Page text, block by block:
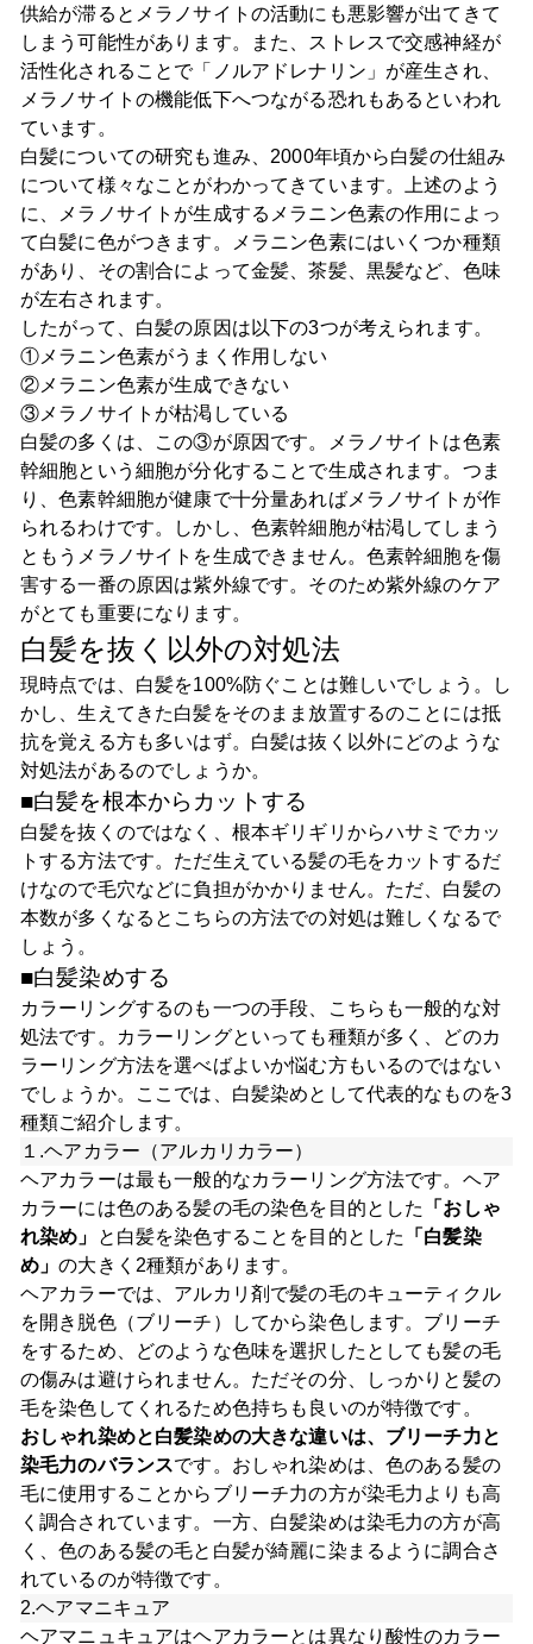
供給が滞るとメラノサイトの活動にも悪影響が出てきて
しまう可能性があります。また、ストレスで交感神経が
活性化されることで「ノルアドレナリン」が産生され、
メラノサイトの機能低下へつながる恐れもあるといわれ
ています。
白髪についての研究も進み、2000年頃から白髪の仕組み
について様々なことがわかってきています。上述のよう
に、メラノサイトが生成するメラニン色素の作用によっ
て白髪に色がつきます。メラニン色素にはいくつか種類
があり、その割合によって金髪、茶髪、黒髪など、色味
が左右されます。
したがって、白髪の原因は以下の3つが考えられます。
①メラニン色素がうまく作用しない
②メラニン色素が生成できない
③メラノサイトが枯渇している
白髪の多くは、この③が原因です。メラノサイトは色素
幹細胞という細胞が分化することで生成されます。つま
り、色素幹細胞が健康で十分量あればメラノサイトが作
られるわけです。しかし、色素幹細胞が枯渇してしまう
ともうメラノサイトを生成できません。色素幹細胞を傷
害する一番の原因は紫外線です。そのため紫外線のケア
がとても重要になります。
白髪を抜く以外の対処法
現時点では、白髪を100%防ぐことは難しいでしょう。し
かし、生えてきた白髪をそのまま放置するのことには抵
抗を覚える方も多いはず。白髪は抜く以外にどのような
対処法があるのでしょうか。
■白髪を根本からカットする
白髪を抜くのではなく、根本ギリギリからハサミでカッ
トする方法です。ただ生えている髪の毛をカットするだ
けなので毛穴などに負担がかかりません。ただ、白髪の
本数が多くなるとこちらの方法での対処は難しくなるで
しょう。
■白髪染めする
カラーリングするのも一つの手段、こちらも一般的な対
処法です。カラーリングといっても種類が多く、どのカ
ラーリング方法を選べばよいか悩む方もいるのではない
でしょうか。ここでは、白髪染めとして代表的なものを3
種類ご紹介します。
１.ヘアカラー（アルカリカラー）
ヘアカラーは最も一般的なカラーリング方法です。ヘア
カラーには色のある髪の毛の染色を目的とした
「おしゃ
れ染め」
と白髪を染色することを目的とした
「白髪染
め」の大きく2種類があります。
ヘアカラーでは、アルカリ剤で髪の毛のキューティクル
を開き脱色（ブリーチ）してから染色します。ブリーチ
をするため、どのような色味を選択したとしても髪の毛
の傷みは避けられません。ただその分、しっかりと髪の
毛を染色してくれるため色持ちも良いのが特徴です。
おしゃれ染めと白髪染めの大きな違いは、ブリーチ力と
染毛力のバランスです。おしゃれ染めは、色のある髪の
毛に使用することからブリーチ力の方が染毛力よりも高
く調合されています。一方、白髪染めは染毛力の方が高
く、色のある髪の毛と白髪が綺麗に染まるように調合さ
れているのが特徴です。
2.ヘアマニキュア
ヘアマニュキュアはヘアカラーとは異なり酸性のカラー